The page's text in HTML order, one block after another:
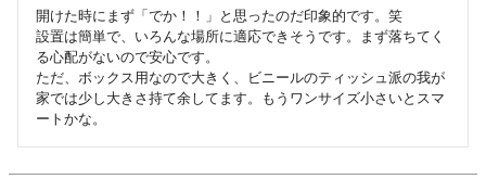
開けた時にまず「でか！！」と思ったのだ印象的です。笑
設置は簡単で、いろんな場所に適応できそうです。まず落ちてく
る心配がないので安心です。
ただ、ボックス用なので大きく、ビニールのティッシュ派の我が
家では少し大きさ持て余してます。もうワンサイズ小さいとスマ
ートかな。